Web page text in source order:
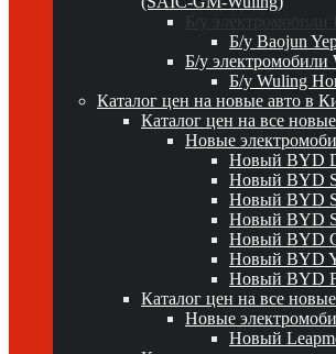
Б/у Baojun
Б/у электромобили
Б/у Wuling
Каталог цен на новые авто в
Каталог цен на все
Новые
Новый BYD
Новый BYD
Новый BYD
Новый BYD
Новый BYD
Новый BYD
Новый BYD
Каталог цен на все
Новые
Новый